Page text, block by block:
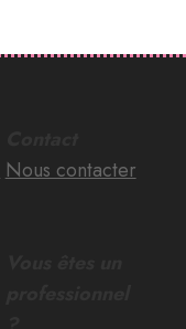
Nous contacter